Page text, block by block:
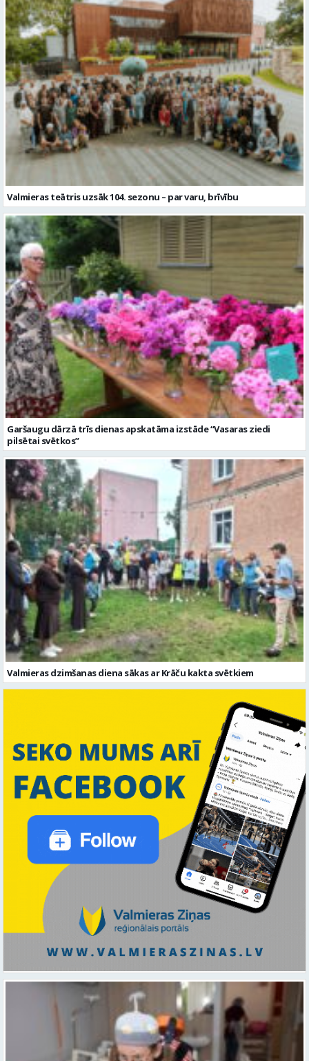
Valmieras teātris uzsāk 104. sezonu – par varu, brīvību
Garšaugu dārzā trīs dienas apskatāma izstāde “Vasaras ziedi
pilsētai svētkos”
Valmieras dzimšanas diena sākas ar Krāču kakta svētkiem